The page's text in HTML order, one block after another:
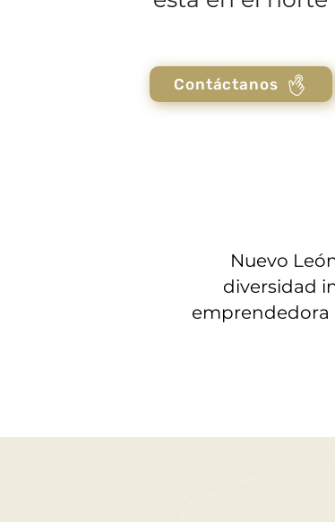
Contáctanos
Nuevo
diversidad
emprendedora